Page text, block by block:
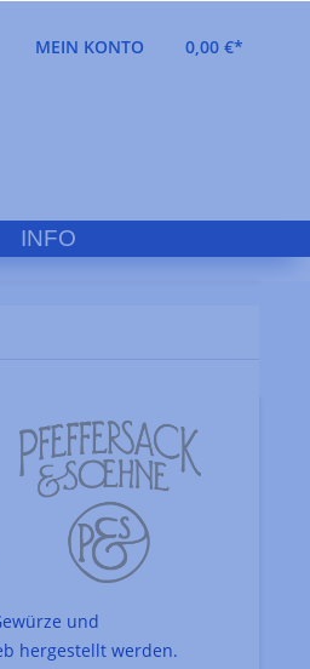
MEIN KONTO
0,00 €*
INFO
und
hergestellt werden.